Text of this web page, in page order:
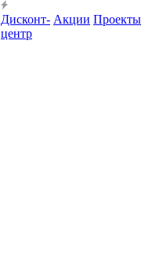
Дисконт-
центр
Акции Проекты